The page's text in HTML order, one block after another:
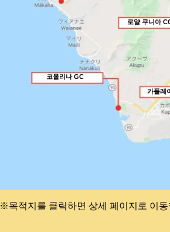
코올리나 GC
카폴레
로얄 쿠니아
​※목적지를 클릭하면 상세 페이지로 이동